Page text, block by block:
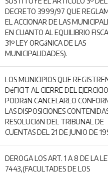
DECRETO 3999/97 QUE
EL ACCIONAR DE LAS
EN CUANTO AL EQUILIBRIO
31º LEY ORGáNICA DE LAS
MUNICIPALIDADES).
LOS MUNICIPIOS QUE
DéFICIT AL CIERRE DEL
PODRáN CANCELARLO
LAS DISPOSICIONES
RESOLUCIóN DEL TRIBUNAL DE
CUENTAS DEL 21 DE JUNIO DE
DEROGA LOS ART. 1 A 8 DE LA
7443,(FACULTADES DE LOS